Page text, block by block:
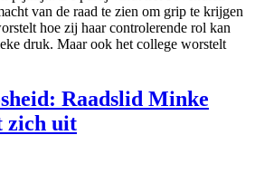
van de raad te zien om grip te krijgen
hoe zij haar controlerende rol kan
druk. Maar ook het college worstelt
Raadslid Minke
zich uit